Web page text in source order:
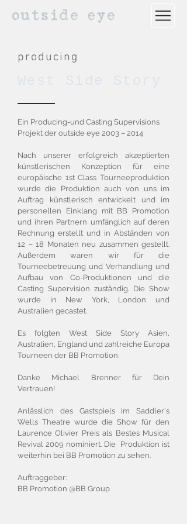
producing
Ein Producing-und Casting Supervisions
Projekt der outside eye 2003 – 2014
Nach unserer erfolgreich akzeptierten
künstlerischen Konzeption für eine
europäische 1st Class Tourneeproduktion
wurde die Produktion auch von uns im
Auftrag künstlerisch entwickelt und im
personellen Einklang mit BB Promotion
und ihren Partnern umfänglich auf deren
Rechnung erstellt und in Abständen von
12 – 18 Monaten neu zusammen gestellt.
Außerdem waren wir für die
Tourneebetreuung und Verhandlung und
Aufbau von Co-Produktionen und die
Casting Supervision zuständig. Die Show
wurde in New York, London und
Australien gecastet.
Es folgten West Side Story Asien,
Australien, England und zahlreiche Europa
Tourneen der BB Promotion.
Danke Michael Brenner für Dein
Vertrauen!
Anlässlich des Gastspiels im Saddler´s
Wells Theatre wurde die Show für den
Laurence Olivier Preis als Bestes Musical
Revival 2009 nominiert. Die Produktion ist
weiterhin bei BB Promotion zu sehen.
Auftraggeber:
BB Promotion @BB Group